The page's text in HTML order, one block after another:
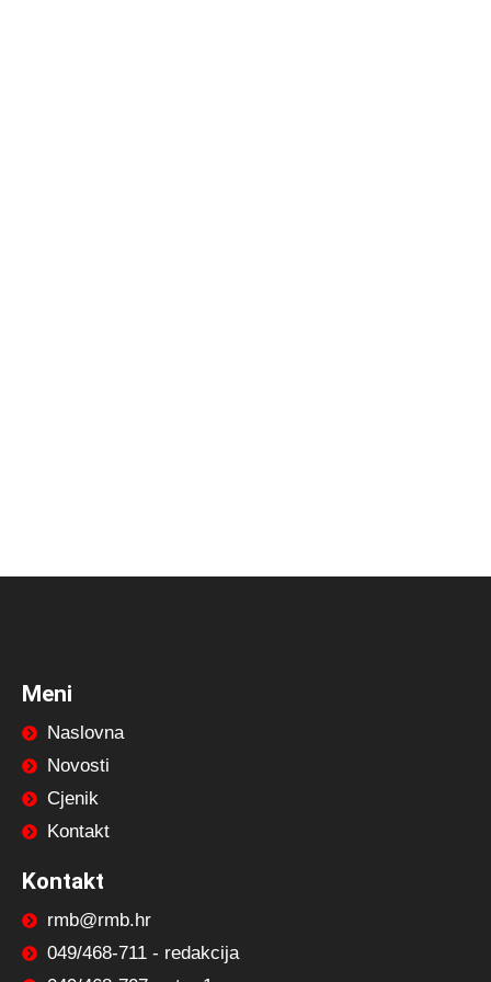
Meni
Naslovna
Novosti
Cjenik
Kontakt
Kontakt
rmb@rmb.hr
049/468-711 - redakcija